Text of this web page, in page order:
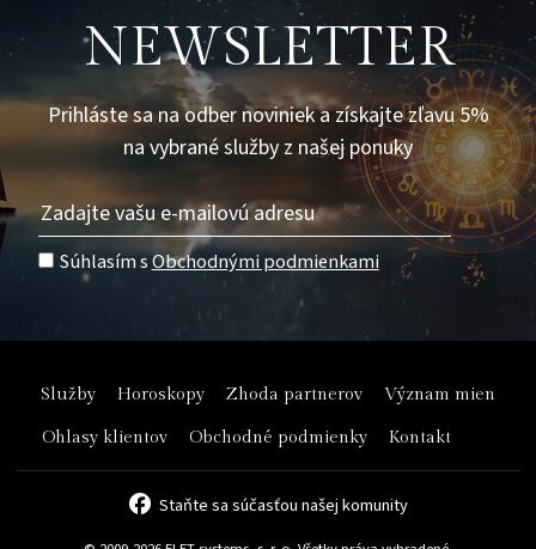
NEWSLETTER
Prihláste sa na odber noviniek a získajte zľavu 5%
na vybrané služby z našej ponuky
Súhlasím sObchodnými podmienkami
Služby Horoskopy Zhoda partnerov Význam mien
Ohlasy klientov Obchodné podmienky Kontakt
Staňte sa súčasťou našej komunity